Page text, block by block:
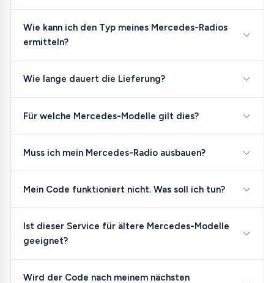
Wie kann ich den Typ meines Mercedes-Radios
ermitteln?
Wie lange dauert die Lieferung?
Für welche Mercedes-Modelle gilt dies?
Muss ich mein Mercedes-Radio ausbauen?
Mein Code funktioniert nicht. Was soll ich tun?
Ist dieser Service für ältere Mercedes-Modelle
geeignet?
Wird der Code nach meinem nächsten